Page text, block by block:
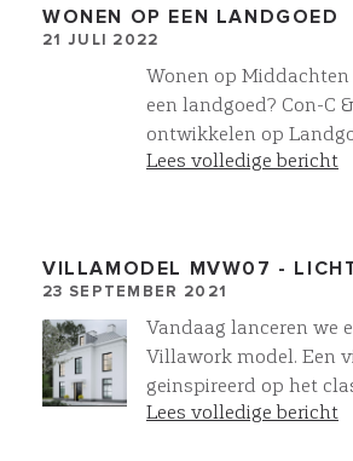
ingezonden, met dit als
resultaat. In
shortlist bekend
benieuwd!
WONEN OP EEN LANDGOED
21 JULI 2022
Wonen op Middachten Wonen op
een landgoed? Con-C
ontwikkelen op
Middachten in De
Lees volledige bericht
VILLAMODEL MVW07 -
23 SEPTEMBER 2021
Vandaag lanceren we
Villawork model. Een
geinspireerd op het
gevel heeft een
Lees volledige bericht